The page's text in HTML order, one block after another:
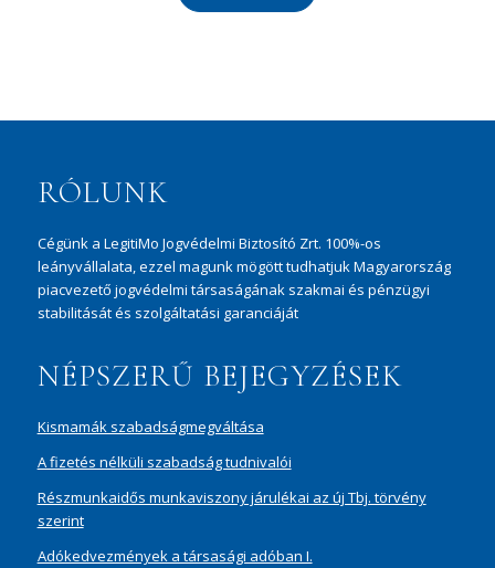
RÓLUNK
Cégünk a LegitiMo Jogvédelmi Biztosító Zrt. 100%-os
leányvállalata, ezzel magunk mögött tudhatjuk Magyarország
piacvezető jogvédelmi társaságának szakmai és pénzügyi
stabilitását és szolgáltatási garanciáját
NÉPSZERŰ BEJEGYZÉSEK
Kismamák szabadságmegváltása
A fizetés nélküli szabadság tudnivalói
Részmunkaidős munkaviszony járulékai az új Tbj. törvény
szerint
Adókedvezmények a társasági adóban I.